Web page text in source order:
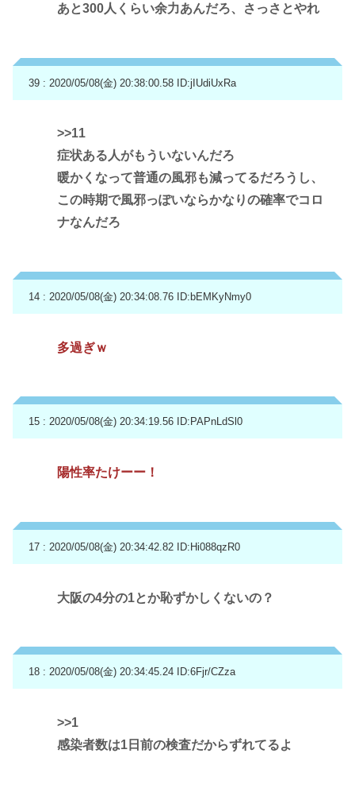
あと300人くらい余力あんだろ、さっさとやれ
39 : 2020/05/08(金) 20:38:00.58 ID:jIUdiUxRa
>>11
症状ある人がもういないんだろ
暖かくなって普通の風邪も減ってるだろうし、
この時期で風邪っぽいならかなりの確率でコロ
ナなんだろ
14 : 2020/05/08(金) 20:34:08.76 ID:bEMKyNmy0
多過ぎｗ
15 : 2020/05/08(金) 20:34:19.56 ID:PAPnLdSl0
陽性率たけーー！
17 : 2020/05/08(金) 20:34:42.82 ID:Hi088qzR0
大阪の4分の1とか恥ずかしくないの？
18 : 2020/05/08(金) 20:34:45.24 ID:6Fjr/CZza
>>1
感染者数は1日前の検査だからずれてるよ